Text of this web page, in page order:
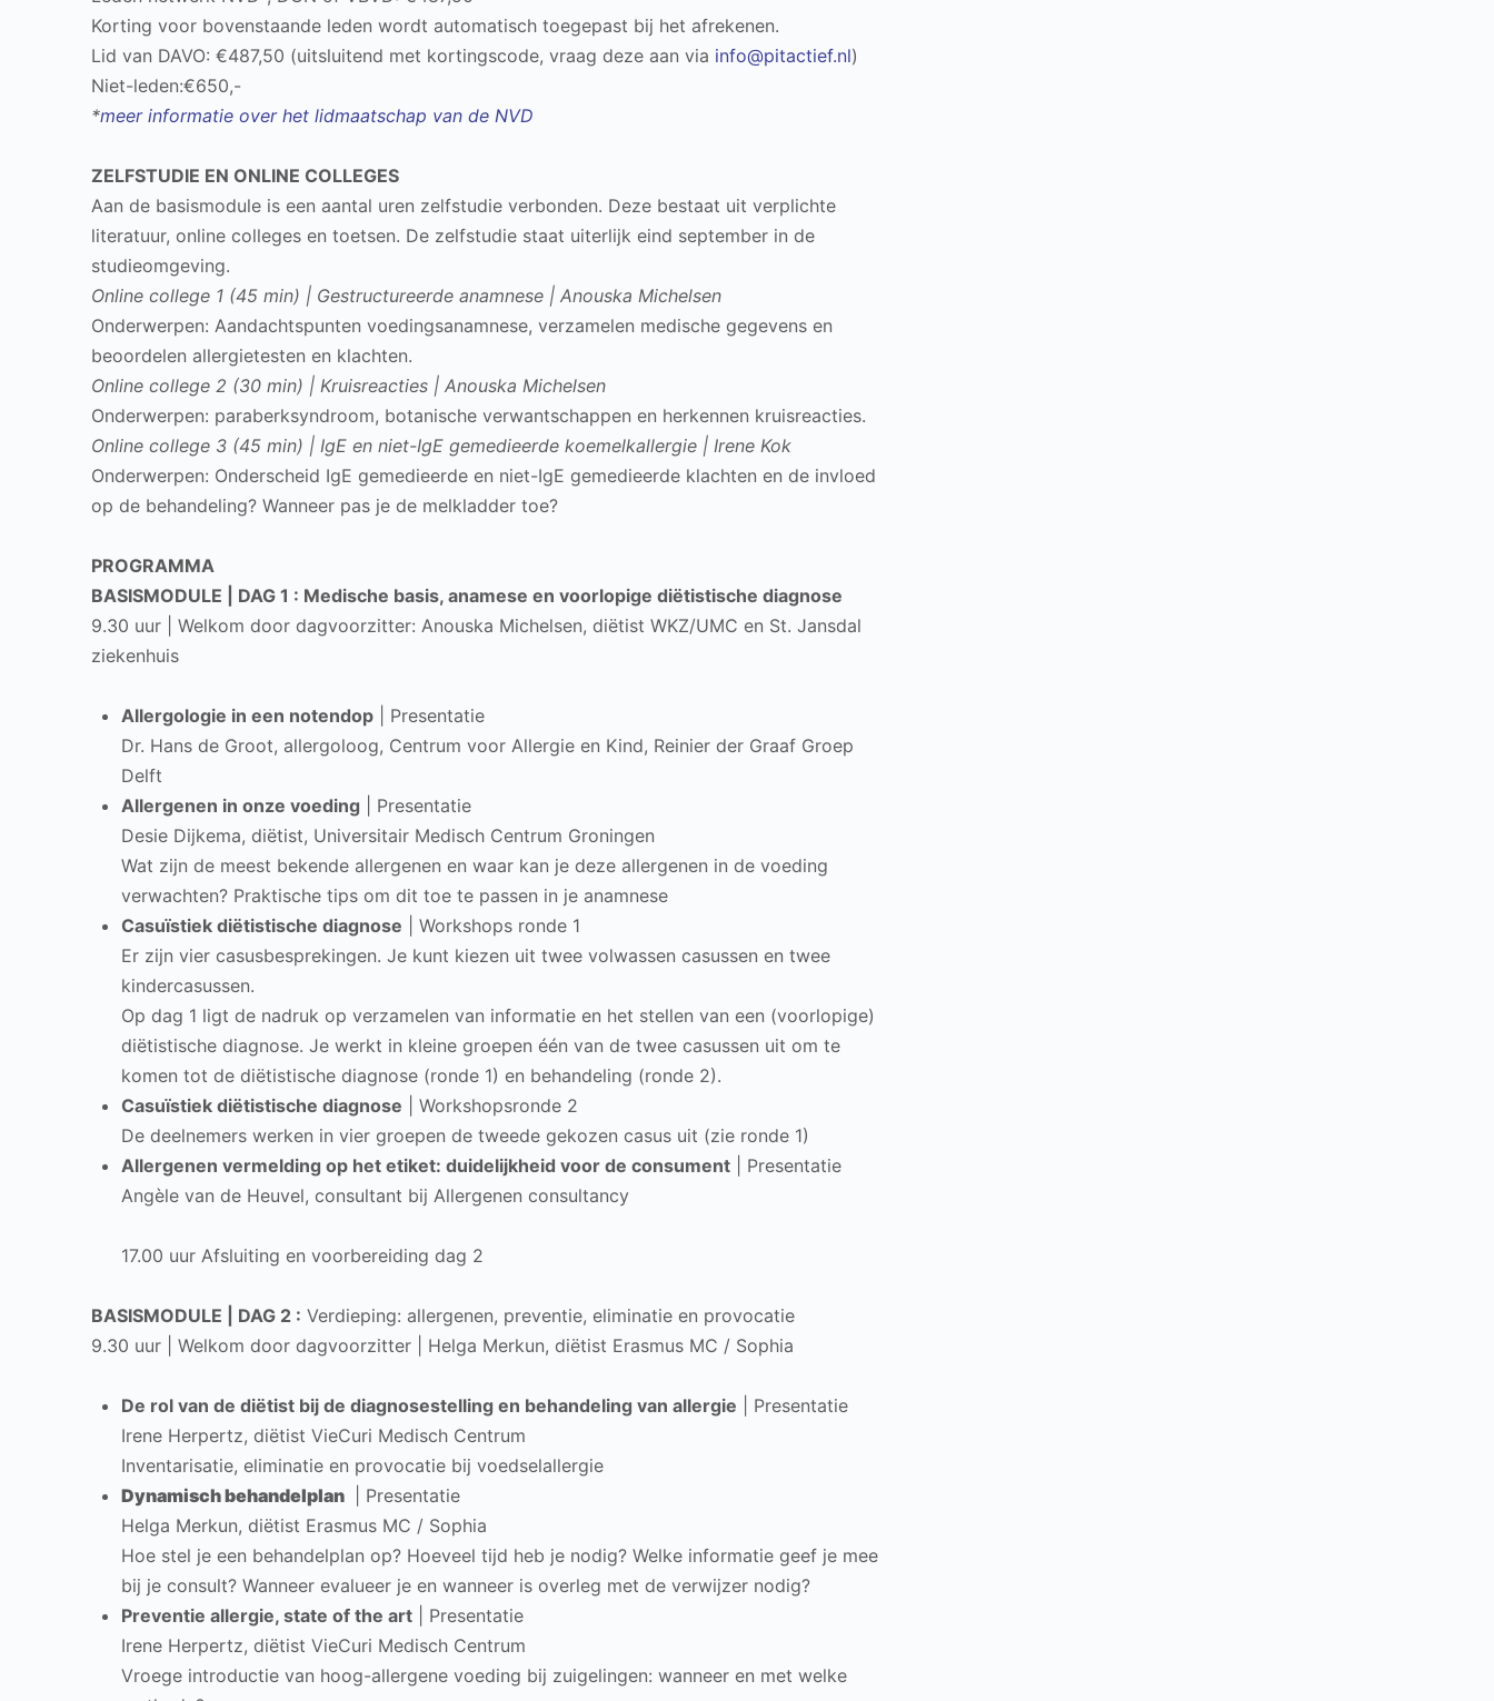
Korting voor bovenstaande leden wordt automatisch toegepast bij het afrekenen.
Lid van DAVO: €487,50 (uitsluitend met kortingscode, vraag deze aan via info@pitactief.nl)
Niet-leden:€650,-
*meer informatie over het lidmaatschap van de NVD
ZELFSTUDIE EN ONLINE COLLEGES
Aan de basismodule is een aantal uren zelfstudie verbonden. Deze bestaat uit verplichte
literatuur, online colleges en toetsen. De zelfstudie staat uiterlijk eind september in de
studieomgeving.
Online college 1 (45 min) | Gestructureerde anamnese | Anouska Michelsen
Onderwerpen: Aandachtspunten voedingsanamnese, verzamelen medische gegevens en
beoordelen allergietesten en klachten.
Online college 2 (30 min) | Kruisreacties | Anouska Michelsen
Onderwerpen: paraberksyndroom, botanische verwantschappen en herkennen kruisreacties.
Online college 3 (45 min) | IgE en niet-IgE gemedieerde koemelkallergie | Irene Kok
Onderwerpen: Onderscheid IgE gemedieerde en niet-IgE gemedieerde klachten en de invloed
op de behandeling? Wanneer pas je de melkladder toe?
PROGRAMMA
BASISMODULE | DAG 1 : Medische basis, anamese en voorlopige diëtistische diagnose
9.30 uur | Welkom door dagvoorzitter: Anouska Michelsen, diëtist WKZ/UMC en St. Jansdal
ziekenhuis
Allergologie in een notendop | Presentatie
Dr. Hans de Groot, allergoloog, Centrum voor Allergie en Kind, Reinier der Graaf Groep
Delft
Allergenen in onze voeding | Presentatie
Desie Dijkema, diëtist, Universitair Medisch Centrum Groningen
Wat zijn de meest bekende allergenen en waar kan je deze allergenen in de voeding
verwachten? Praktische tips om dit toe te passen in je anamnese
Casuïstiek diëtistische diagnose | Workshops ronde 1
Er zijn vier casusbesprekingen. Je kunt kiezen uit twee volwassen casussen en twee
kindercasussen.
Op dag 1 ligt de nadruk op verzamelen van informatie en het stellen van een (voorlopige)
diëtistische diagnose. Je werkt in kleine groepen één van de twee casussen uit om te
komen tot de diëtistische diagnose (ronde 1) en behandeling (ronde 2).
Casuïstiek diëtistische diagnose | Workshopsronde 2
De deelnemers werken in vier groepen de tweede gekozen casus uit (zie ronde 1)
Allergenen vermelding op het etiket: duidelijkheid voor de consument | Presentatie
Angèle van de Heuvel, consultant bij Allergenen consultancy
17.00 uur Afsluiting en voorbereiding dag 2
BASISMODULE | DAG 2 : Verdieping: allergenen, preventie, eliminatie en provocatie
9.30 uur | Welkom door dagvoorzitter | Helga Merkun, diëtist Erasmus MC / Sophia
De rol van de diëtist bij de diagnosestelling en behandeling van allergie | Presentatie
Irene Herpertz, diëtist VieCuri Medisch Centrum
Inventarisatie, eliminatie en provocatie bij voedselallergie
Dynamisch behandelplan
| Presentatie
Helga Merkun, diëtist Erasmus MC / Sophia
Hoe stel je een behandelplan op? Hoeveel tijd heb je nodig? Welke informatie geef je mee
bij je consult? Wanneer evalueer je en wanneer is overleg met de verwijzer nodig?
Preventie allergie, state of the art | Presentatie
Irene Herpertz, diëtist VieCuri Medisch Centrum
Vroege introductie van hoog-allergene voeding bij zuigelingen: wanneer en met welke